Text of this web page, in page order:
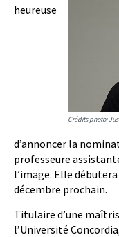
Crédits photo:
heureuse
d’annoncer la
professeure
l’image. Elle
décembre prochain.
Titulaire d’une
l’Université